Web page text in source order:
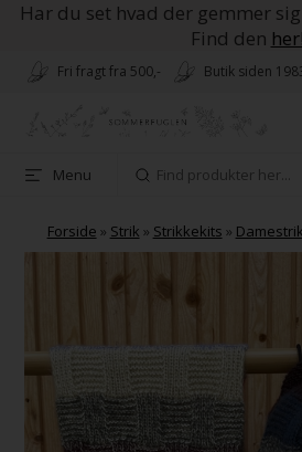
Har du set hvad der gemmer
Find den her!
Fri fragt fra 500,- Butik siden
Menu
Forside » Strik » Strikkekits » Damestrik